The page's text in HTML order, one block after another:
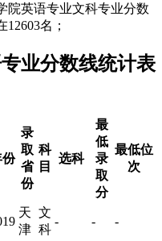
院英语专业文科专业分数
名；
业分数线统计表
份
录
取
省
份
科
目
选科
最
低
录
取
分
最低位
次
天
津
文
科
- - -